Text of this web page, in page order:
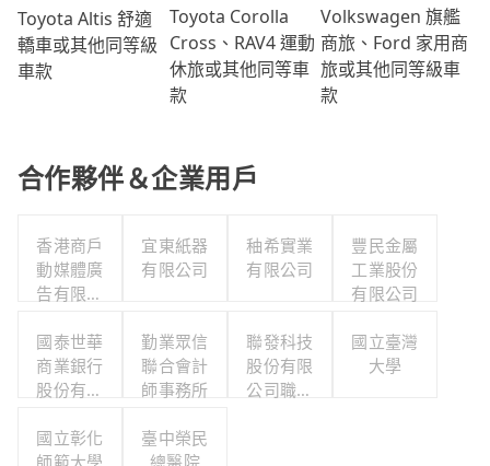
Toyota Altis 舒適
轎車或其他同等級
車款
Toyota Corolla
Cross、RAV4 運動
休旅或其他同等車
款
Volkswagen 旗艦
商旅、Ford 家用商
旅或其他同等級車
款
合作夥伴＆企業用戶
香港商戶
動媒體廣
告有限公
公司
宜東紙器
有限公司
秞希實業
有限公司
豐民金屬
工業股份
有限公司
國泰世華
商業銀行
股份有限
勤業眾信
聯合會計
師事務所
聯發科技
股份有限
公司職工
國立臺灣
大學
國立彰化
臺中榮民